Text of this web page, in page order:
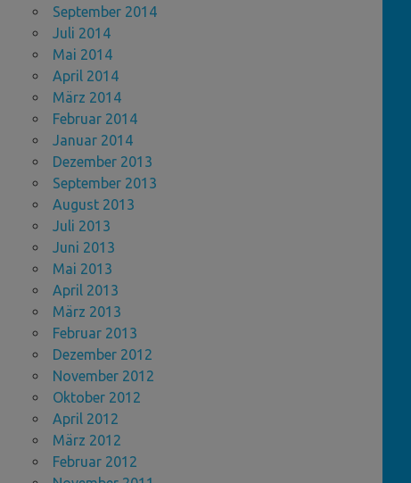
September 2014
Juli 2014
Mai 2014
April 2014
März 2014
Februar 2014
Januar 2014
Dezember 2013
September 2013
August 2013
Juli 2013
Juni 2013
Mai 2013
April 2013
März 2013
Februar 2013
Dezember 2012
November 2012
Oktober 2012
April 2012
März 2012
Februar 2012